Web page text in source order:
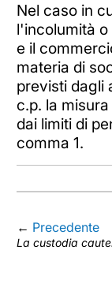
Nel caso in
l'incolumità
e il
materia di
previsti dagli
c.p. la
dai limiti di
comma 1.
← Precedente
La custodia